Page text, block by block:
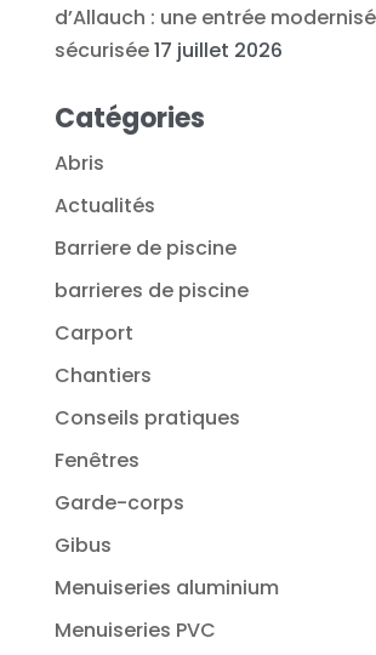
d’Allauch : une entrée
sécurisée17 juillet 2026
Catégories
Abris
Actualités
Barriere de piscine
barrieres de piscine
Carport
Chantiers
Conseils pratiques
Fenêtres
Garde-corps
Gibus
Menuiseries aluminium
Menuiseries PVC